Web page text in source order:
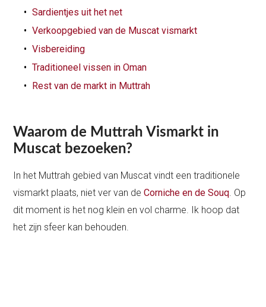
Sardientjes uit het net
Verkoopgebied van de Muscat vismarkt
Visbereiding
Traditioneel vissen in Oman
Rest van de markt in Muttrah
Waarom de Muttrah Vismarkt in
Muscat bezoeken?
In het Muttrah gebied van Muscat vindt een traditionele
vismarkt plaats, niet ver van deCorniche en de Souq . Op
dit moment is het nog klein en vol charme. Ik hoop dat
het zijn sfeer kan behouden.